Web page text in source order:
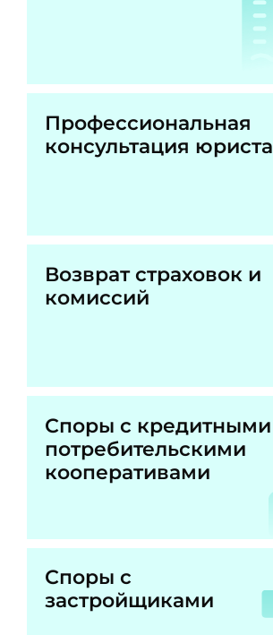
Профессиональная
консультация юриста
Возврат страховок и
комиссий
Споры с кредитными
потребительскими
кооперативами
Споры с
застройщиками